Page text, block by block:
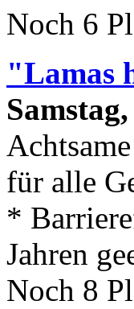
Noch 6
"Lamas
für alle
*
Jahren
Noch 8